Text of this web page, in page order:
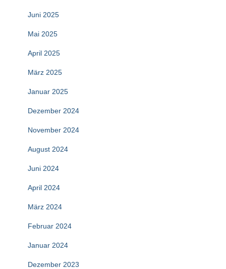
Juni 2025
Mai 2025
April 2025
März 2025
Januar 2025
Dezember 2024
November 2024
August 2024
Juni 2024
April 2024
März 2024
Februar 2024
Januar 2024
Dezember 2023